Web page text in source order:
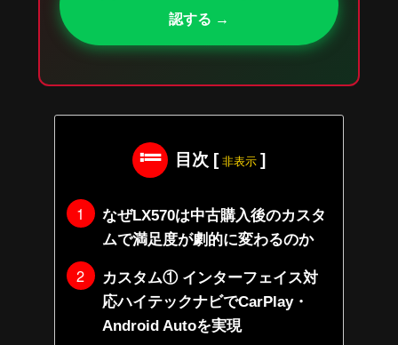
認する →
目次 [ 非表示 ]
なぜLX570は中古購入後のカスタ
ムで満足度が劇的に変わるのか
カスタム① インターフェイス対
応ハイテックナビでCarPlay・
Android Autoを実現